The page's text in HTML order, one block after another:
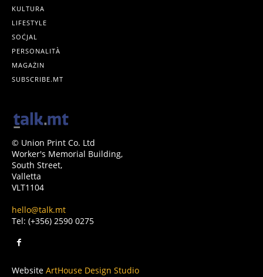
KULTURA
LIFESTYLE
SOĊJAL
PERSONALITÀ
MAGAŻIN
SUBSCRIBE.MT
© Union Print Co. Ltd
Worker's Memorial Building,
South Street,
Valletta
VLT1104
hello@talk.mt
Tel: (+356) 2590 0275
Website ArtHouse Design Studio